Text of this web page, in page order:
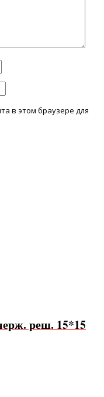
в этом браузере для
реш. 15*15